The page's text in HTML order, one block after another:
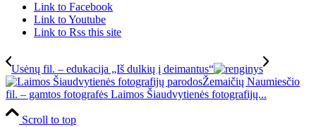
Link to Facebook
Link to Youtube
Link to Rss this site
Usėnų fil. – edukacija „Iš dulkių į deimantus“
Žemaičių Naumiesčio
fil. – gamtos fotografės Laimos Šiaudvytienės fotografijų...
Scroll to top